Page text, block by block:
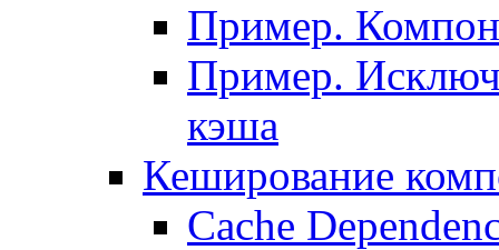
Пример.
Пример.
кэша
Кеширование
Сache